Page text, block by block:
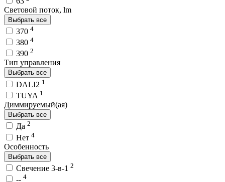
Световой поток, lm
Выбрать все
370 4
380 4
390 2
Тип управления
Выбрать все
DALI2 1
TUYA 1
Диммируемый(ая)
Выбрать все
Да 2
Нет 4
Особенность
Выбрать все
Свечение 3-в-1 2
-- 4